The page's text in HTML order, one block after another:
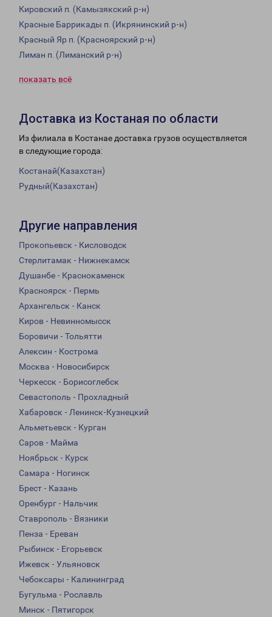
Кировский п. (Камызякский р-н)
Красные Баррикады п. (Икрянинский р-н)
Красный Яр п. (Красноярский р-н)
Лиман п. (Лиманский р-н)
показать всё
Доставка из Костаная по области
Из филиала в Костанае доставка грузов осуществляется
в следующие города:
Костанай(Казахстан)
Рудный(Казахстан)
Другие направления
Прокопьевск - Кисловодск
Стерлитамак - Нижнекамск
Душанбе - Краснокаменск
Красноярск - Пермь
Архангельск - Канск
Киров - Невинномысск
Боровичи - Тольятти
Алексин - Кострома
Москва - Новосибирск
Черкесск - Борисоглебск
Севастополь - Прохладный
Хабаровск - Ленинск-Кузнецкий
Альметьевск - Курган
Саров - Майма
Ноябрьск - Курск
Самара - Ногинск
Брест - Казань
Оренбург - Нальчик
Ставрополь - Вязники
Пенза - Ереван
Рыбинск - Егорьевск
Ижевск - Ульяновск
Чебоксары - Калининград
Бугульма - Рославль
Минск - Пятигорск